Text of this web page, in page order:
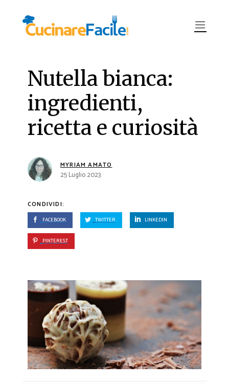
Nutella bianca:
ingredienti,
ricetta e curiosità
MYRIAM AMATO
25 Luglio 2023
CONDIVIDI:
FACEBOOK TWITTER LINKEDIN
PINTEREST